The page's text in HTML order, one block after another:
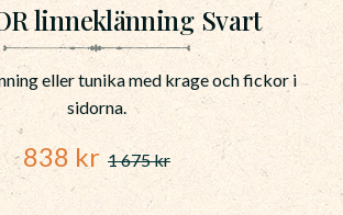
linneklänning Svart
eller tunika med krage och fickor i
sidorna.
Nedsatt pris:
838 kr Ordinarie pris:
1 675kr